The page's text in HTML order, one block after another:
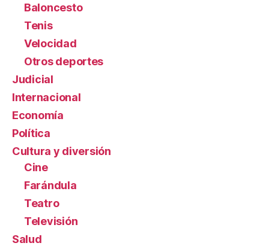
Baloncesto
Tenis
Velocidad
Otros deportes
Judicial
Internacional
Economía
Política
Cultura y diversión
Cine
Farándula
Teatro
Televisión
Salud